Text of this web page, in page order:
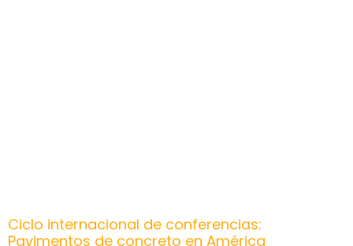
Ciclo internacional de conferencias:
Pavimentos de concreto en América